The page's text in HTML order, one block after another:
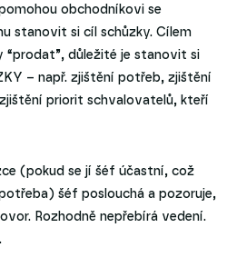
obchodníkovi se
stanovit si cíl schůzky. Cílem
“prodat”, důležité je stanovit si
– např. zjištění potřeb, zjištění
priorit schvalovatelů, kteří
(pokud se jí šéf účastní, což
šéf poslouchá a pozoruje,
Rozhodně nepřebírá vedení.